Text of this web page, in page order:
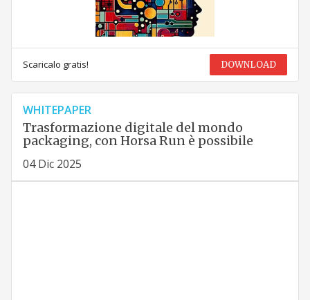
Scaricalo gratis! DOWNLOAD
WHITEPAPER
Trasformazione digitale del mondo
packaging, con Horsa Run è possibile
04 Dic 2025